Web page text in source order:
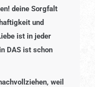
deine Sorgfalt
und
ist in jeder
DAS ist schon
weil